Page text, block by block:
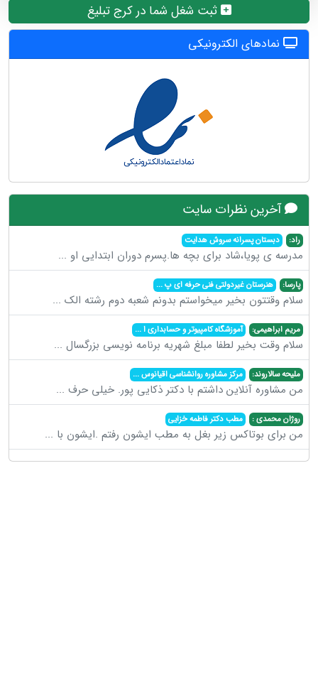
ثبت شغل شما در کرج تبلیغ
نمادهای الکترونیکی
آخرین نظرات سایت
راد: دبستان پسرانه سروش هدایت
مدرسه ی پویا،شاد برای بچه ها.پسرم دوران ابتدایی او ...
پارسا: هنرستان غیردولتی فنی حرفه ای پ...
سلام وقتتون بخیر میخواستم بدونم شعبه دوم رشته الک ...
مریم ابراهیمی: آموزشگاه کامپیوتر و حسابداری ا...
سلام وقت بخیر لطفا مبلغ شهریه برنامه نویسی بزرگسال ...
ملیحه سالاروند: مرکز مشاوره روانشناسی اقیانوس...
من مشاوره آنلاین داشتم با دکتر ذکایی پور. خیلی حرف ...
روژان محمدی : مطب دکتر فاطمه خزایی
من برای بوتاکس زیر بغل به مطب ایشون رفتم .ایشون با ...